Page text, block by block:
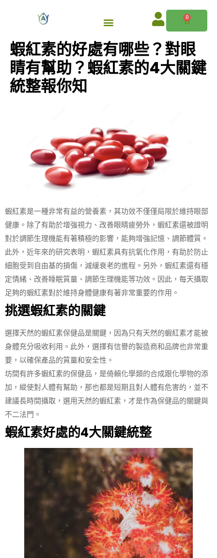
0
蝦紅素的好處有哪些？對眼
睛有幫助？蝦紅素的4大關鍵
統整報你知
蝦紅素是一種非常有益的營養素，其功效不僅僅局限於維持眼部
健康。除了有助於增強視力、改善眼睛疲勞外，蝦紅素還被證明
對於調節生理機能有著積極的影響，能夠增強記憶、調節體質。
此外，近年來的研究表明，蝦紅素具有抗氧化作用，有助於防止
細胞受到自由基的損傷，減緩衰老的進程。另外，蝦紅素還有穩
定情緒、改善睡眠質量、調節生理機能等功效。因此，每天攝取
足夠的蝦紅素對於維持身體健康有著非常重要的作用。
挑選蝦紅素的關鍵
選擇天然的蝦紅素保健品是關鍵，因為只有天然的蝦紅素才能被
身體充分吸收利用。此外，選擇有信譽的製造商和品牌也非常重
要，以確保產品的質量和安全性。
坊間有許多蝦紅素的保健品，是倚賴化學類的合成跟化學物的添
加，縱使對人體有幫助，那也都是短期且對人體有危害的，並不
建議長時間攝取，選用天然的蝦紅素，才是作為保健品的關鍵與
不二法門。
蝦紅素好處的4大關鍵統整